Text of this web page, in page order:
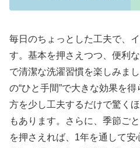
毎日のちょっとした工夫で、
す。基本を押さえつつ、便利
で清潔な洗濯習慣を楽しみま
の“ひと手間”で大きな効果を
方を少し工夫するだけで驚く
もあります。さらに、季節ご
を押さえれば、1年を通して